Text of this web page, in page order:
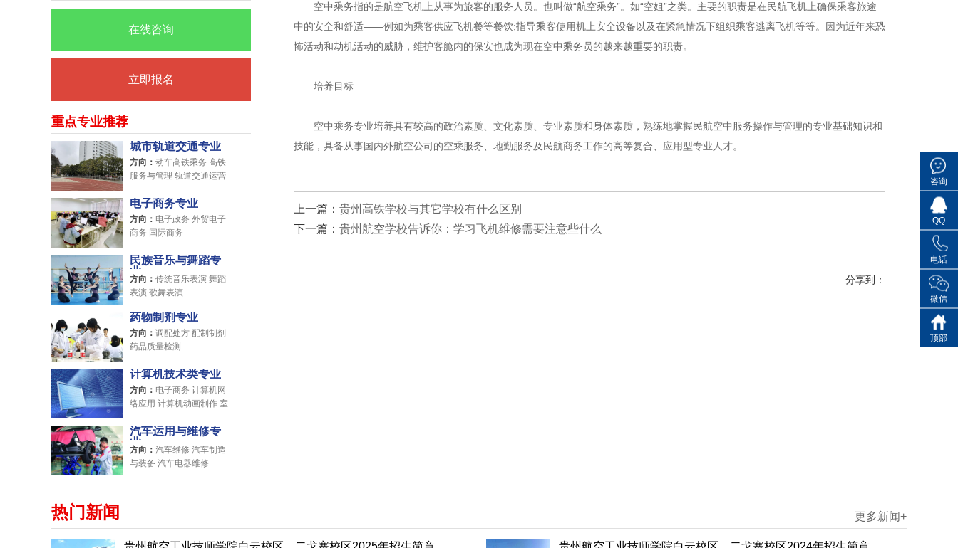
在线咨询
立即报名
重点专业推荐
城市轨道交通专业
方向： 动车高铁乘务 高铁
服务与管理 轨道交通运营
电子商务专业
方向： 电子政务 外贸电子
商务 国际商务
民族音乐与舞蹈专
业
方向： 传统音乐表演 舞蹈
表演 歌舞表演
药物制剂专业
方向： 调配处方 配制制剂
药品质量检测
计算机技术类专业
方向： 电子商务 计算机网
络应用 计算机动画制作 室
汽车运用与维修专
业
方向： 汽车维修 汽车制造
与装备 汽车电器维修
空中乘务指的是航空飞机上从事为旅客的服务人员。也叫做“航空乘务”。如“空姐”之类。主要的职责是在民航飞机上确保乘客旅途
中的安全和舒适——例如为乘客供应飞机餐等餐饮;指导乘客使用机上安全设备以及在紧急情况下组织乘客逃离飞机等等。因为近年来恐
怖活动和劫机活动的威胁，维护客舱内的保安也成为现在空中乘务员的越来越重要的职责。
培养目标
空中乘务专业培养具有较高的政治素质、文化素质、专业素质和身体素质，熟练地掌握民航空中服务操作与管理的专业基础知识和
技能，具备从事国内外航空公司的空乘服务、地勤服务及民航商务工作的高等复合、应用型专业人才。
上一篇： 贵州高铁学校与其它学校有什么区别
下一篇： 贵州航空学校告诉你：学习飞机维修需要注意些什么
分享到：
热门新闻 更多新闻+
咨询
QQ
电话
微信
顶部